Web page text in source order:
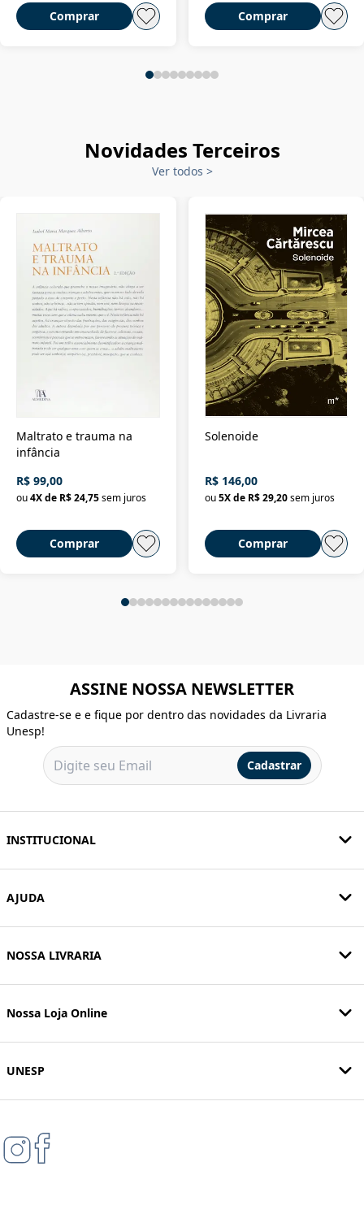
Comprar Comprar
Novidades Terceiros
Ver todos >
Maltrato e trauma na
infância
R$ 99,00
ou4X de R$ 24,75sem juros
Comprar
Solenoide
R$ 146,00
ou 5X de R$ 29,20 sem juros
Comprar
ASSINE NOSSA NEWSLETTER
Cadastre-se e e fique por dentro das novidades da Livraria
Unesp!
Cadastrar
INSTITUCIONAL
AJUDA
NOSSA LIVRARIA
Nossa Loja Online
UNESP